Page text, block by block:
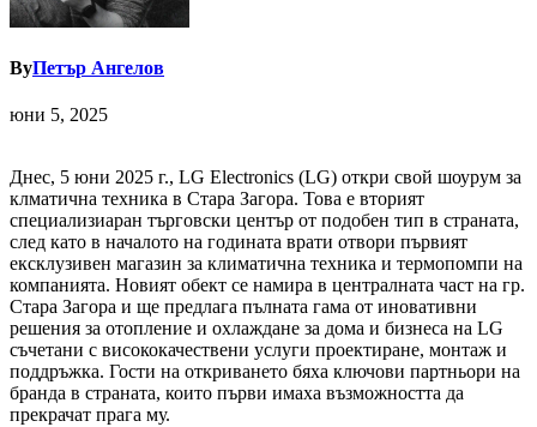
ByПетър Ангелов
юни 5, 2025
Днес, 5 юни 2025 г., LG Electronics (LG) откри свой шоурум за
клматична техника в Стара Загора. Това е вторият
специализиаран търговски център от подобен тип в страната,
след като в началото на годината врати отвори първият
ексклузивен магазин за климатична техника и термопомпи на
компанията. Новият обект се намира в централната част на гр.
Стара Загора и ще предлага пълната гама от иновативни
решения за отопление и охлаждане за дома и бизнеса на LG
съчетани с висококачествени услуги проектиране, монтаж и
поддръжка. Гости на откриването бяха ключови партньори на
бранда в страната, които първи имаха възможността да
прекрачат прага му.